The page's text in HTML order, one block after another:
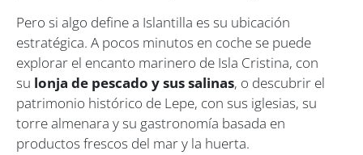
Pero si algo define a Islantilla es su ubicación
estratégica. A pocos minutos en coche se puede
explorar el encanto marinero de Isla Cristina, con
su lonja de pescado y sus salinas, o descubrir el
patrimonio histórico de Lepe, con sus iglesias, su
torre almenara y su gastronomía basada en
productos frescos del mar y la huerta.